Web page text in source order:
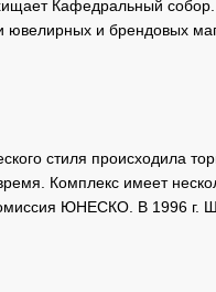
Кафедральный собор.
ювелирных и брендовых
стиля происходила
Комплекс имеет
ЮНЕСКО. В 1996 г.